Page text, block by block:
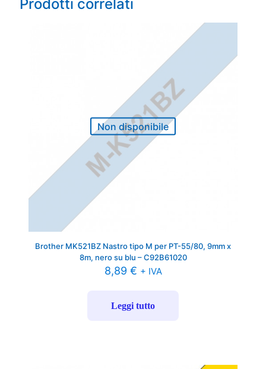
Prodotti correlati
Non disponibile
Brother MK521BZ Nastro tipo M per PT-55/80, 9mm x
8m, nero su blu – C92B61020
8,89 € + IVA
Leggi tutto